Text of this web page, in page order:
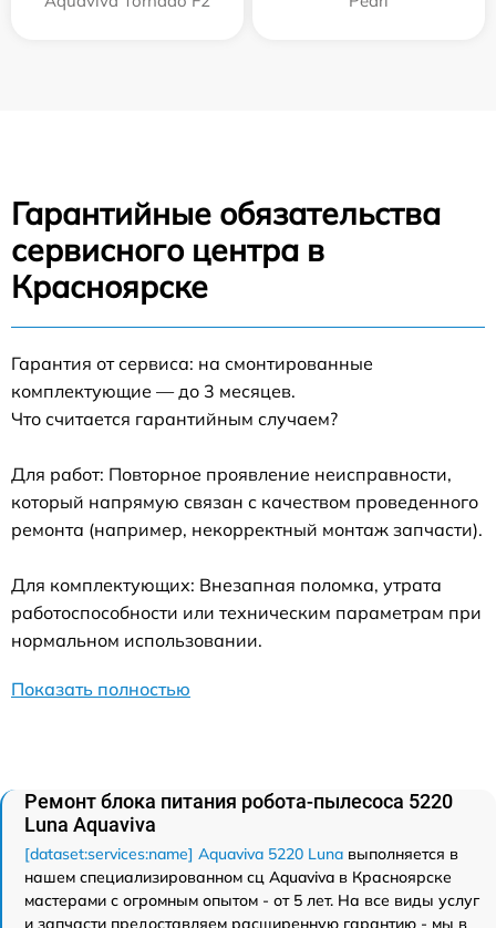
Гарантийные обязательства
сервисного центра в
Красноярске
Гарантия от сервиса: на смонтированные
комплектующие — до 3 месяцев.
Что считается гарантийным случаем?
Для работ: Повторное проявление неисправности,
который напрямую связан с качеством проведенного
ремонта (например, некорректный монтаж запчасти).
Для комплектующих: Внезапная поломка, утрата
работоспособности или техническим параметрам при
нормальном использовании.
Показать полностью
Ремонт блока питания робота-пылесоса 5220
Luna Aquaviva
[dataset:services:name] Aquaviva 5220 Luna выполняется в
нашем специализированном сц Aquaviva в Красноярске
мастерами с огромным опытом - от 5 лет. На все виды услуг
и запчасти предоставляем расширенную гарантию - мы в